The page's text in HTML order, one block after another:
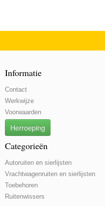
Informatie
Contact
Werkwijze
Voorwaarden
Herroeping
Categorieën
Autoruiten en sierlijsten
Vrachtwagenruiten en sierlijsten
Toebehoren
Ruitenwissers